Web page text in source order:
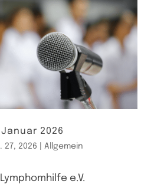
2026
27, 2026 Allgemein
e.V.